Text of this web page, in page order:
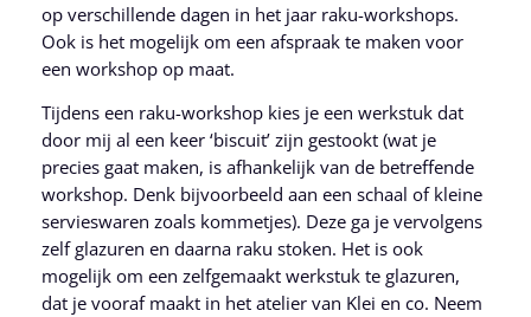
op verschillende dagen in het jaar raku-workshops.
Ook is het mogelijk om een afspraak te maken voor
een workshop op maat.
Tijdens een raku-workshop kies je een werkstuk dat
door mij al een keer ‘biscuit’ zijn gestookt (wat je
precies gaat maken, is afhankelijk van de betreffende
workshop. Denk bijvoorbeeld aan een schaal of kleine
servieswaren zoals kommetjes). Deze ga je vervolgens
zelf glazuren en daarna raku stoken. Het is ook
mogelijk om een zelfgemaakt werkstuk te glazuren,
dat je vooraf maakt in het atelier van Klei en co. Neem